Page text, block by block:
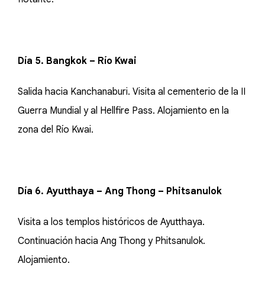
Día 5. Bangkok – Río Kwai
Salida hacia Kanchanaburi. Visita al cementerio de la II
Guerra Mundial y al Hellfire Pass. Alojamiento en la
zona del Río Kwai.
Día 6. Ayutthaya – Ang Thong – Phitsanulok
Visita a los templos históricos de Ayutthaya.
Continuación hacia Ang Thong y Phitsanulok.
Alojamiento.